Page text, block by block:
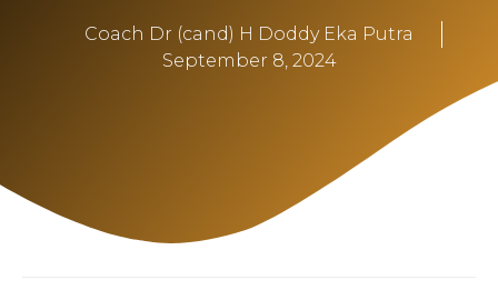
Coach Dr (cand) H Doddy Eka Putra
September 8, 2024